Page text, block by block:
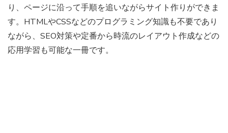
り、ページに沿って手順を追いながらサイト作りができま
す。HTMLやCSSなどのプログラミング知識も不要であり
ながら、SEO対策や定番から時流のレイアウト作成などの
応用学習も可能な一冊です。